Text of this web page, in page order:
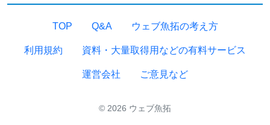
TOP Q&A ウェブ魚拓の考え方
利用規約 資料・大量取得用などの有料サービス
運営会社 ご意見など
© 2026 ウェブ魚拓